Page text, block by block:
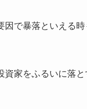
因で暴落といえる
資家をふるいに落と